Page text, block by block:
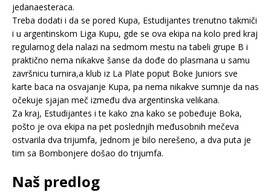
jedanaesteraca.
Treba dodati i da se pored Kupa, Estudijantes trenutno takmiči
i u argentinskom Liga Kupu, gde se ova ekipa na kolo pred kraj
regularnog dela nalazi na sedmom mestu na tabeli grupe B i
praktično nema nikakve šanse da dođe do plasmana u samu
završnicu turnira,a klub iz La Plate poput Boke Juniors sve
karte baca na osvajanje Kupa, pa nema nikakve sumnje da nas
očekuje sjajan meč između dva argentinska velikana.
Za kraj, Estudijantes i te kako zna kako se pobeđuje Boka,
pošto je ova ekipa na pet poslednjih međusobnih mečeva
ostvarila dva trijumfa, jednom je bilo nerešeno, a dva puta je
tim sa Bombonjere došao do trijumfa.
Naš predlog